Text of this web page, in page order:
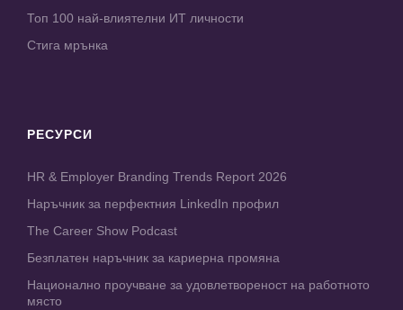
Топ 100 най-влиятелни ИТ личности
Стига мрънка
РЕСУРСИ
HR & Employer Branding Trends Report 2026
Наръчник за перфектния LinkedIn профил
The Career Show Podcast
Безплатен наръчник за кариерна промяна
Национално проучване за удовлетвореност на работното
място